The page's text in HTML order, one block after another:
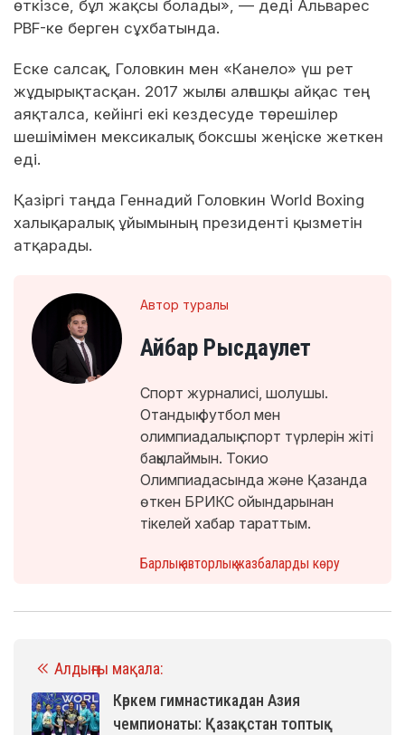
өткізсе, бұл жақсы болады», — деді Альварес
PBF-ке берген сұхбатында.
Еске салсақ, Головкин мен «Канело» үш рет
жұдырықтасқан. 2017 жылғы алғашқы айқас тең
аяқталса, кейінгі екі кездесуде төрешілер
шешімімен мексикалық боксшы жеңіске жеткен
еді.
Қазіргі таңда Геннадий Головкин World Boxing
халықаралық ұйымының президенті қызметін
атқарады.
Автор туралы
Айбар Рысдаулет
Спорт журналисі, шолушы.
Отандық футбол мен
олимпиадалық спорт түрлерін жіті
бақылаймын. Токио
Олимпиадасында және Қазанда
өткен БРИКС ойындарынан
тікелей хабар тараттым.
Барлық авторлық жазбаларды көру
Алдыңғы мақала:
Көркем гимнастикадан Азия
чемпионаты: Қазақстан топтық